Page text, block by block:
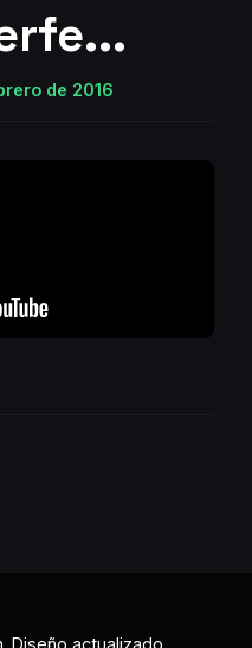
de 2016
Diseño actualizado.